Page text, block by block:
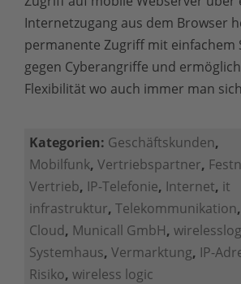
Internetzugang aus dem Browser
permanente Zugriff mit einfachem
gegen Cyberangriffe und
Flexibilität wo auch immer man
Kategorien: Geschäftskunden,
Mobilfunk, Vertriebspartner,
Vertrieb, IP-Telefonie, Internet, it
infrastruktur, Telekommunikation,
Cloud, Municall GmbH,
Systemhaus, Vermarktung, IP-
Risiko, wireless logic